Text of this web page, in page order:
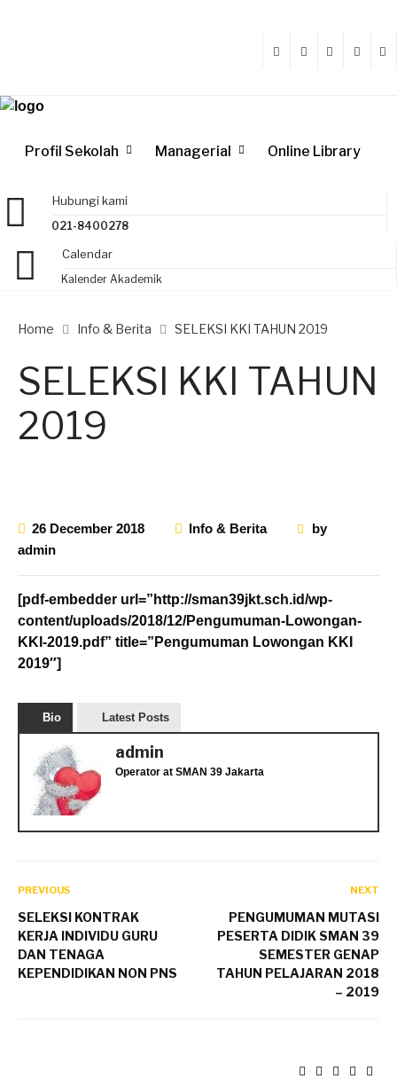
Profil Sekolah Managerial Online Library
Hubungi kami
021-8400278
Calendar
Kalender Akademik
Home Info & Berita SELEKSI KKI TAHUN 2019
SELEKSI KKI TAHUN
2019
26 December 2018 Info & Berita
by
admin
[pdf-embedder url=”http://sman39jkt.sch.id/wp-
content/uploads/2018/12/Pengumuman-Lowongan-
KKI-2019.pdf” title=”Pengumuman Lowongan KKI
2019″]
Bio Latest Posts
admin
Operator at SMAN 39 Jakarta
PREVIOUS
SELEKSI KONTRAK
KERJA INDIVIDU GURU
DAN TENAGA
KEPENDIDIKAN NON PNS
NEXT
PENGUMUMAN MUTASI
PESERTA DIDIK SMAN 39
SEMESTER GENAP
TAHUN PELAJARAN 2018
– 2019